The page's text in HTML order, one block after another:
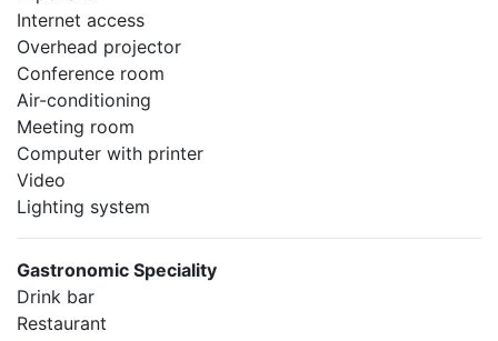
Internet access
Overhead projector
Conference room
Air-conditioning
Meeting room
Computer with printer
Video
Lighting system
Gastronomic Speciality
Drink bar
Restaurant